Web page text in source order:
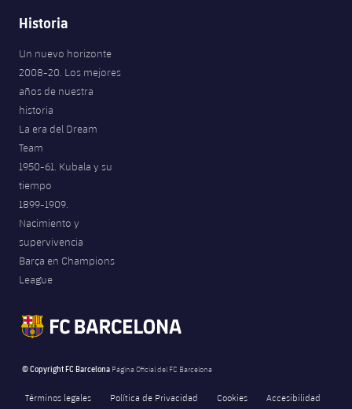
Historia
Un nuevo horizonte
2008-20. Los mejores
años de nuestra
historia
La era del Dream
Team
1950-61. Kubala y su
tiempo
1899-1909.
Nacimiento y
supervivencia
Barça en Champions
League
© Copyright FC Barcelona Página Oficial del FC Barcelona
Términos legales Política de Privacidad Cookies Accesibilidad